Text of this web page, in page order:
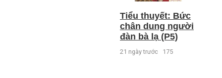
Tiểu thuyết: Bức
chân dung người
đàn bà lạ (P5)
21 ngày trước 175